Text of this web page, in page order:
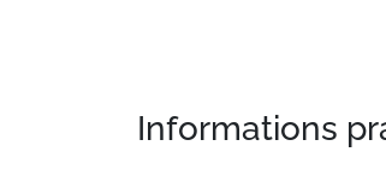
Informations